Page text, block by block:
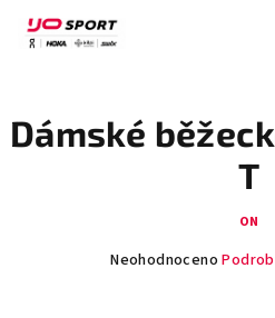
obsah
Dámské
T
ON
Průměrné
Neohodnoceno